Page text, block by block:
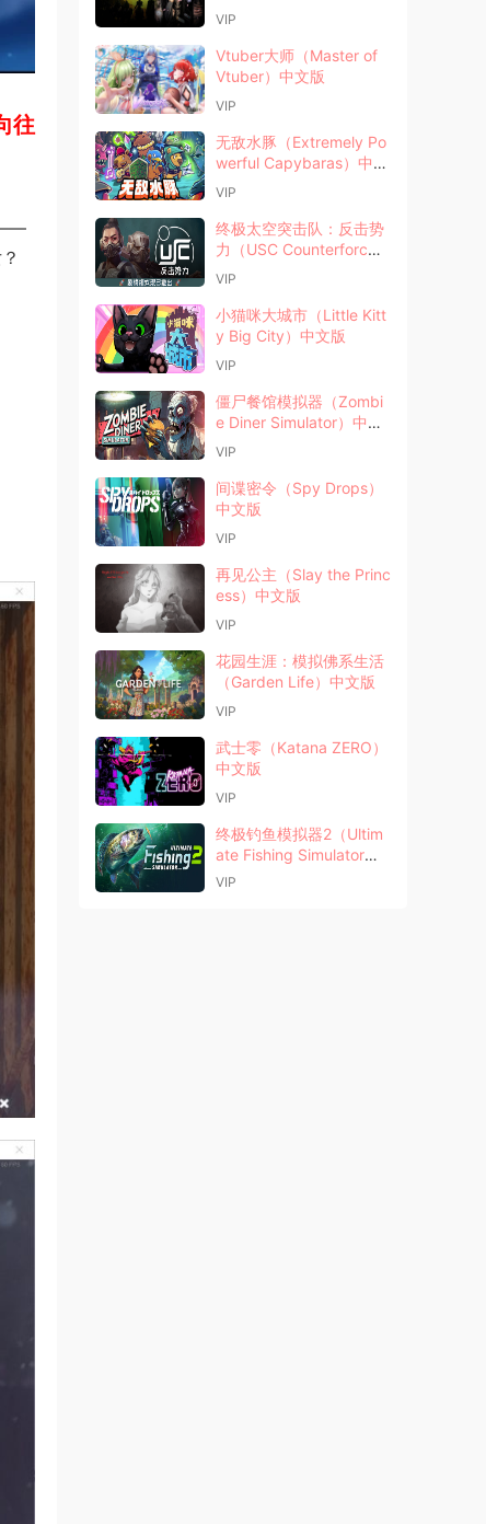
往
——
y）中文版
VIP
Vtuber大师（Master of
Vtuber）中文版
VIP
无敌水豚（Extremely Po
werful Capybaras）中文
版
VIP
终极太空突击队：反击势
力（USC Counterforc
e）中文版
VIP
小猫咪大城市（Little Kitt
y Big City）中文版
VIP
僵尸餐馆模拟器（Zombi
e Diner Simulator）中文
版
VIP
间谍密令（Spy Drops）
中文版
VIP
再见公主（Slay the Princ
ess）中文版
VIP
花园生涯：模拟佛系生活
（Garden Life）中文版
VIP
武士零（Katana ZERO）
中文版
VIP
终极钓鱼模拟器2（Ultim
ate Fishing Simulator
2）中文版
VIP